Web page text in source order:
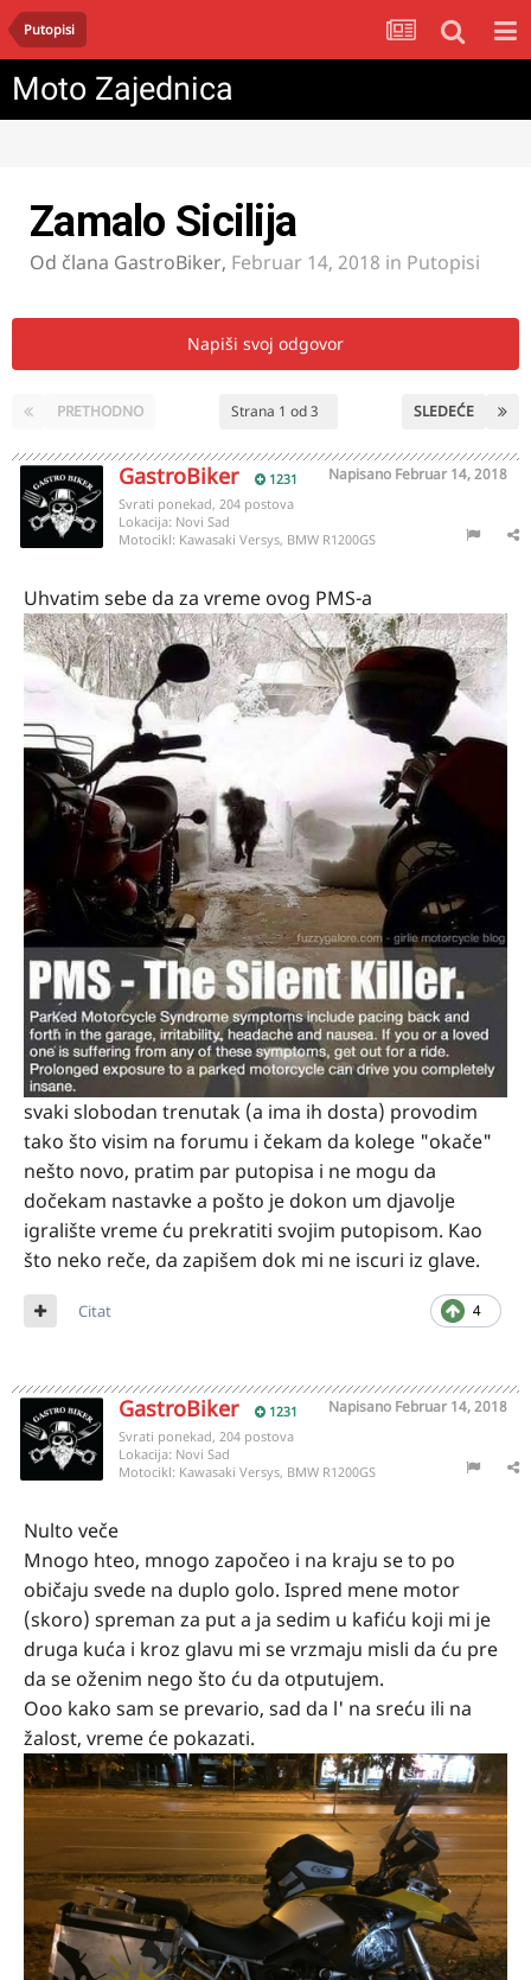
Putopisi
Moto Zajednica
Zamalo Sicilija
Od člana GastroBiker, Februar 14, 2018 in Putopisi
Napiši svoj odgovor
PRETHODNO SLEDEĆE
Strana 1 od 3
GastroBiker 1231 Napisano Februar 14, 2018
Svrati ponekad, 204 postova
Lokacija: Novi Sad
Motocikl: Kawasaki Versys, BMW R1200GS
Uhvatim sebe da za vreme ovog PMS-a
svaki slobodan trenutak (a ima ih dosta) provodim
tako što visim na forumu i čekam da kolege "okače"
nešto novo, pratim par putopisa i ne mogu da
dočekam nastavke a pošto je dokon um djavolje
igralište vreme ću prekratiti svojim putopisom. Kao
što neko reče, da zapišem dok mi ne iscuri iz glave.
4
Citat
GastroBiker 1231 Napisano Februar 14, 2018
Svrati ponekad, 204 postova
Lokacija: Novi Sad
Motocikl: Kawasaki Versys, BMW R1200GS
Nulto veče
Mnogo hteo, mnogo započeo i na kraju se to po
običaju svede na duplo golo. Ispred mene motor
(skoro) spreman za put a ja sedim u kafiću koji mi je
druga kuća i kroz glavu mi se vrzmaju misli da ću pre
da se oženim nego što ću da otputujem.
Ooo kako sam se prevario, sad da l' na sreću ili na
žalost, vreme će pokazati.